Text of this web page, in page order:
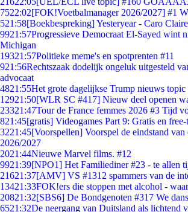
7522:02[FOK!Voetbalmanager 2026/2027] #1
521:58[Boekbespreking] Yesteryear - Caro
9921:57Progressieve Democraat El-Sayed wint
Michigan
19321:57Politieke meme's en spotprenten #11
921:56Rechtszaak dodelijk ongeluk uitgesteld
advocaat
4821:55Het grote dagelijkse Trump nieuws topic
12921:50[WLR SC #417] Nieuw deel openen
23321:47Tour de France femmes 2026 #3 Tijd
821:45[gratis] Videogames Part 9: Gratis en
3221:45[Voorspellen] Voorspel de eindstand
2026/2027
2021:44Nieuwe Marvel films. #12
9921:39[NPO1] Het Familiediner #23 - te allen
21621:37[AMV] VS #1312 spammers van de
13421:33FOK!ers die stoppen met alcohol -
20821:32[SBS6] De Bondgenoten #317 We
6521:32De neergang van Duitsland als lichtend